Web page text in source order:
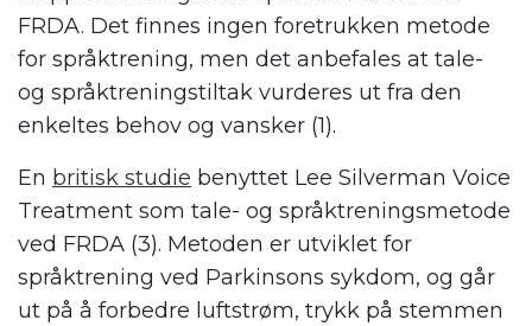
FRDA. Det finnes ingen foretrukken metode
for språktrening, men det anbefales at tale-
og språktreningstiltak vurderes ut fra den
enkeltes behov og vansker (1).
En britisk studie benyttet Lee Silverman Voice
Treatment som tale- og språktreningsmetode
ved FRDA (3). Metoden er utviklet for
språktrening ved Parkinsons sykdom, og går
ut på å forbedre luftstrøm, trykk på stemmen